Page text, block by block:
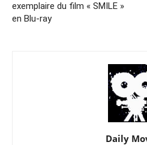
exemplaire du film « SMILE »
en Blu-ray
Daily